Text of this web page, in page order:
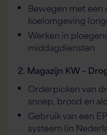
Bewegen met
koelomgeving
Werken in
middagdiensten
2. Magazijn KW –
Orderpicken van
snoep, brood en
Gebruik van een
systeem (in